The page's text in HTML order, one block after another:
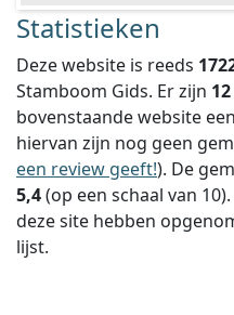
Statistieken
Deze website is reeds
Stamboom Gids. Er zijn 12
bovenstaande website
hiervan zijn nog geen
een review geeft!). De
5,4(op een schaal van 10).
deze site hebben
lijst.